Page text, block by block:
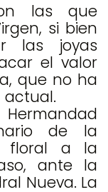
las que
si bien
las joyas
el valor
que no ha
actual.
de la
floral a la
ante la
Nueva. La